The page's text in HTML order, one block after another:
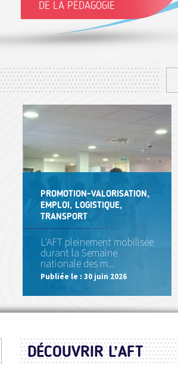
DE LA PÉDAGOGIE
Portail dédié aux professionnels de la
pédagogie, enseignants et formateurs
PROMOTION-VALORISATION,
EMPLOI, LOGISTIQUE,
TRANSPORT
L'AFT pleinement mobilisée
durant la Semaine
nationale des m...
Publiée le : 30 juin 2026
DÉCOUVRIR L’AFT